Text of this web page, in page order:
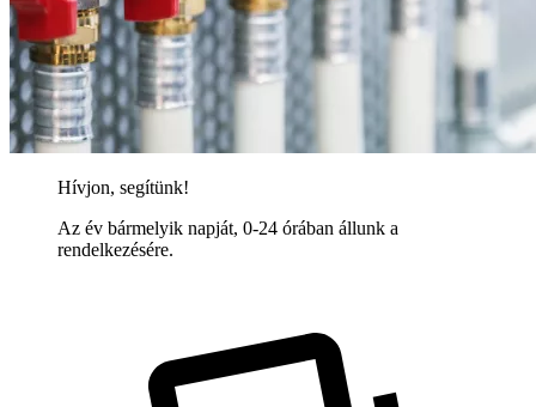
Hívjon, segítünk!
Az év bármelyik napját, 0-24 órában állunk a
rendelkezésére.